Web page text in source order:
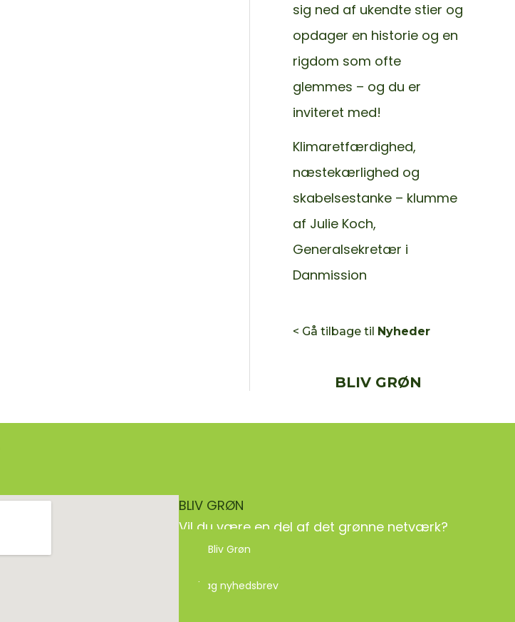
sig ned af ukendte stier og
opdager en historie og en
rigdom som ofte
glemmes – og du er
inviteret med!
Klimaretfærdighed,
næstekærlighed og
skabelsestanke – klumme
af Julie Koch,
Generalsekretær i
Danmission
< Gå tilbage til Nyheder
BLIV GRØN
BLIV GRØN
Vil du være en del af det grønne netværk?
Bliv Grøn
Modtag nyhedsbrev